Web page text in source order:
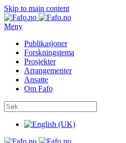
Skip to main content
Meny
Publikasjoner
Forskningstema
Prosjekter
Arrangementer
Ansatte
Om Fafo